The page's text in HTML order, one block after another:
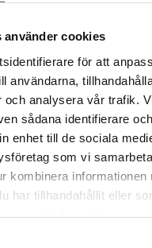
använder cookies
för att
användarna,
och analysera vår trafik.
sådana identifierare
enhet till de sociala
som vi
kombinera informationen
har tillhandahållit eller
jag löser dem”, säger
läsa kostnadsfritt!
bara
minut…